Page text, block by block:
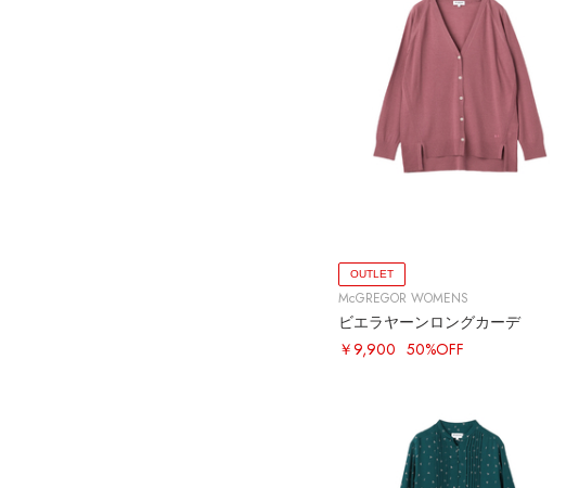
OUTLET
McGREGOR WOMENS
ビエラヤーンロングカーデ
￥9,900 50%OFF